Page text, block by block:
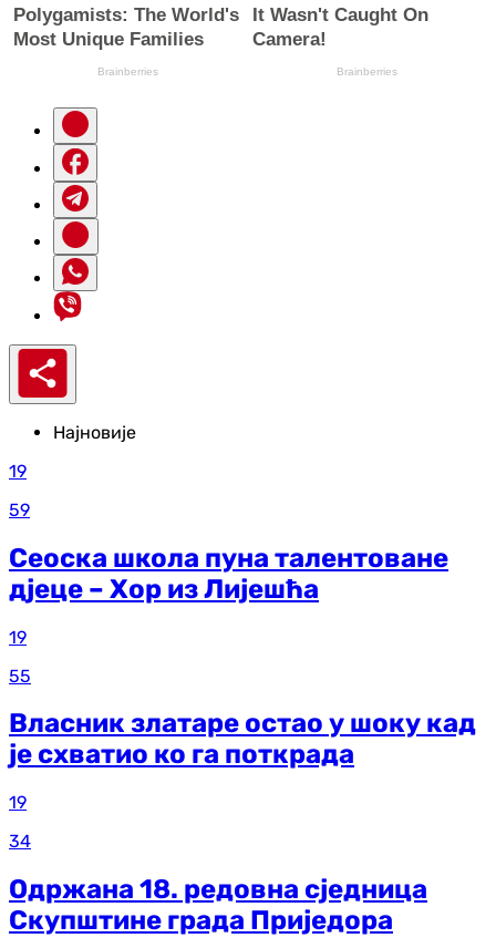
Најновије
19
59
Сеоска школа пуна талентоване
дјеце – Хор из Лијешћа
19
55
Власник златаре остао у шоку кад
је схватио ко га поткрада
19
34
Одржана 18. редовна сједница
Скупштине града Приједора